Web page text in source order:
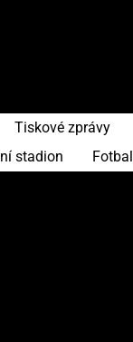
Tiskové zprávy
stadion Fotbal